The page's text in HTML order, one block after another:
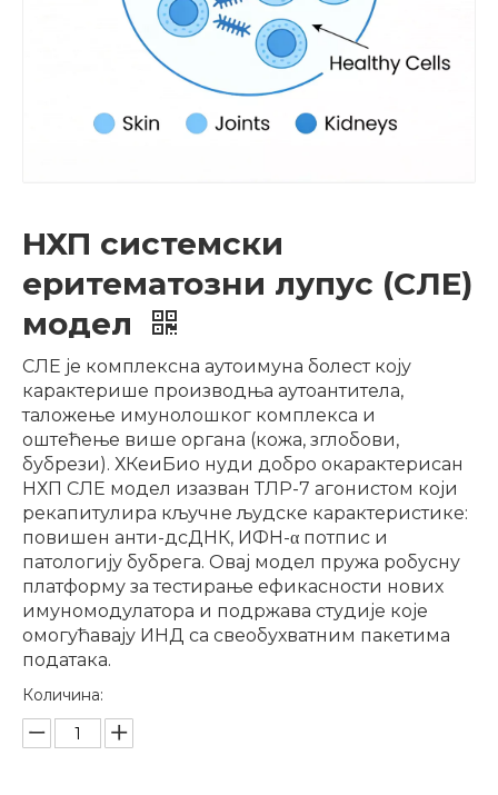
НХП системски
еритематозни лупус (СЛЕ)
модел
СЛЕ је комплексна аутоимуна болест коју
карактерише производња аутоантитела,
таложење имунолошког комплекса и
оштећење више органа (кожа, зглобови,
бубрези). ХКеиБио нуди добро окарактерисан
НХП СЛЕ модел изазван ТЛР-7 агонистом који
рекапитулира кључне људске карактеристике:
повишен анти-дсДНК, ИФН-α потпис и
патологију бубрега. Овај модел пружа робусну
платформу за тестирање ефикасности нових
имуномодулатора и подржава студије које
омогућавају ИНД са свеобухватним пакетима
података.
Количина: